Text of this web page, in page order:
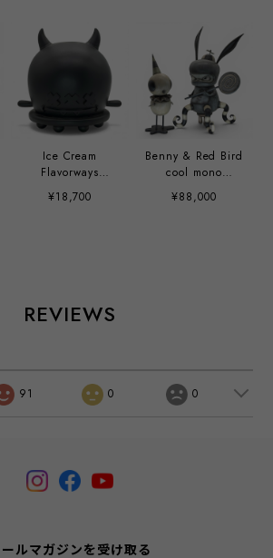
Ice Cream
Flavorways
(Black) by Buff
Monster
¥18,700
Benny & Red Bird
cool mono
version by Kathie
Olivas
¥88,000
REVIEWS
91 0 0
ルマガジンを受け取る